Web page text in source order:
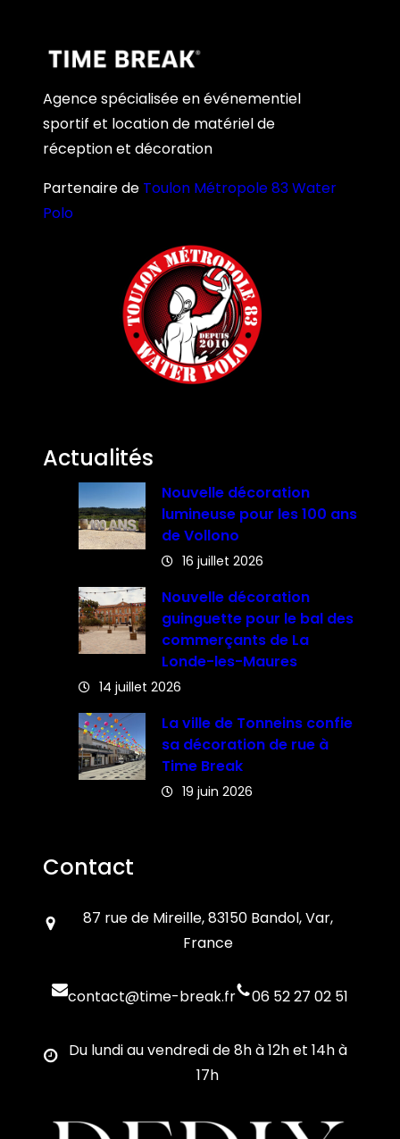
Agence spécialisée en événementiel
sportif et location de matériel de
réception et décoration
Partenaire de Toulon Métropole 83 Water
Polo
Actualités
Nouvelle décoration
lumineuse pour les 100 ans
de Vollono
16 juillet 2026
Nouvelle décoration
guinguette pour le bal des
commerçants de La
Londe-les-Maures
14 juillet 2026
La ville de Tonneins confie
sa décoration de rue à
Time Break
19 juin 2026
Contact
87 rue de Mireille, 83150 Bandol, Var,
France
contact@time-break.fr 06 52 27 02 51
Du lundi au vendredi de 8h à 12h et 14h à
17h